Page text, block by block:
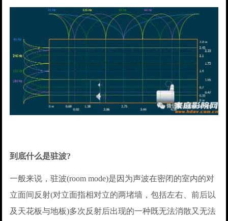
到底什么是驻波?
一般来说，驻波(room mode)是因为声波在密闭的室内的对
立面间反射(对立面指相对立的两堵墙，包括左右、前后以
及天花板与地板)多次反射后出现的一种既无法消散又无法